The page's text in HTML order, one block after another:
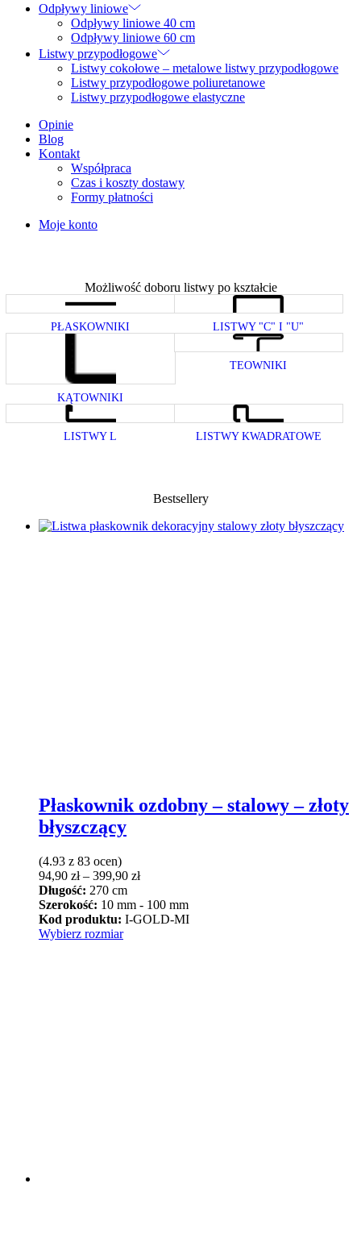
Odpływy liniowe
Odpływy liniowe 40 cm
Odpływy liniowe 60 cm
Listwy przypodłogowe
Listwy cokołowe – metalowe listwy przypodłogowe
Listwy przypodłogowe poliuretanowe
Listwy przypodłogowe elastyczne
Opinie
Blog
Kontakt
Współpraca
Czas i koszty dostawy
Formy płatności
Moje konto
Możliwość doboru listwy po kształcie
PŁASKOWNIKI LISTWY "C" I "U"
KĄTOWNIKI
TEOWNIKI
LISTWY L LISTWY KWADRATOWE
Bestsellery
Płaskownik ozdobny – stalowy – złoty
błyszczący
(4.93 z 83 ocen)
94,90 zł – 399,90 złZakres
od
94,90 zł
Długość: 270 cm
Szerokość: 10 mm - 100 mm
Kod produktu: I-GOLD-MI
Wybierz rozmiarTen